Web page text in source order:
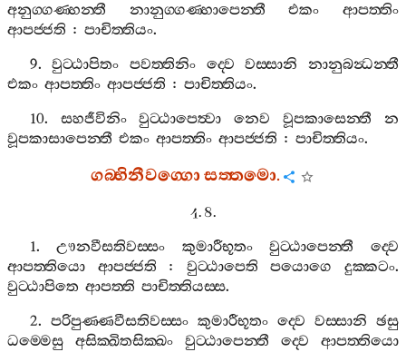
අනුග‍්ගණ‍්හන‍්තී
නානුග‍්ගණ‍්හාපෙන‍්තී එකං
ආපත‍්තිං
ආපජ‍්ජති : පාචිත‍්තියං.
9.වුට‍්ඨාපිතං පවත‍්තිනිං ද‍්වෙ වස‍්සානි
නානුබන්‍ධන‍්තී
එකං ආපත‍්තිං ආපජ‍්ජති : පාචිත‍්තියං.
10. සහජීවිනිං වුට‍්ඨාපෙත්‍වා නෙව වූපකාසෙන‍්තී
න
වූපකාසාපෙන‍්තී එකං ආපත‍්තිං ආපජ‍්ජති : පාචිත‍්තියං.
ගබ‍්භිනීවග‍්ගොසත‍්තමො.
4. 8.
1.ඌනවීසතිවස‍්සං කුමාරීභූතං වුට‍්ඨාපෙන‍්තී
ද‍්වෙ
ආපත‍්තියො
ආපජ‍්ජති : වුට‍්ඨාපෙති පයොගෙ දුක‍්කටං.
වුට‍්ඨාපිතෙ ආපත‍්ති පාචිත‍්තියස‍්ස.
2. පරිපුණ‍්ණවීසතිවස‍්සං කුමාරීභූතං ද‍්වෙ වස‍්සානි ඡසු
ධම‍්මෙසු
අසික‍්ඛිතසික‍්ඛං වුට‍්ඨාපෙන‍්තී ද‍්වෙ
ආපත‍්තියො